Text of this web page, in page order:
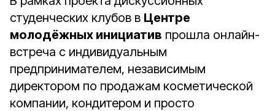
студенческих клубов в Центре
молодёжных инициатив прошла онлайн-
встреча с индивидуальным
предпринимателем, независимым
директором по продажам косметической
компании, кондитером и просто